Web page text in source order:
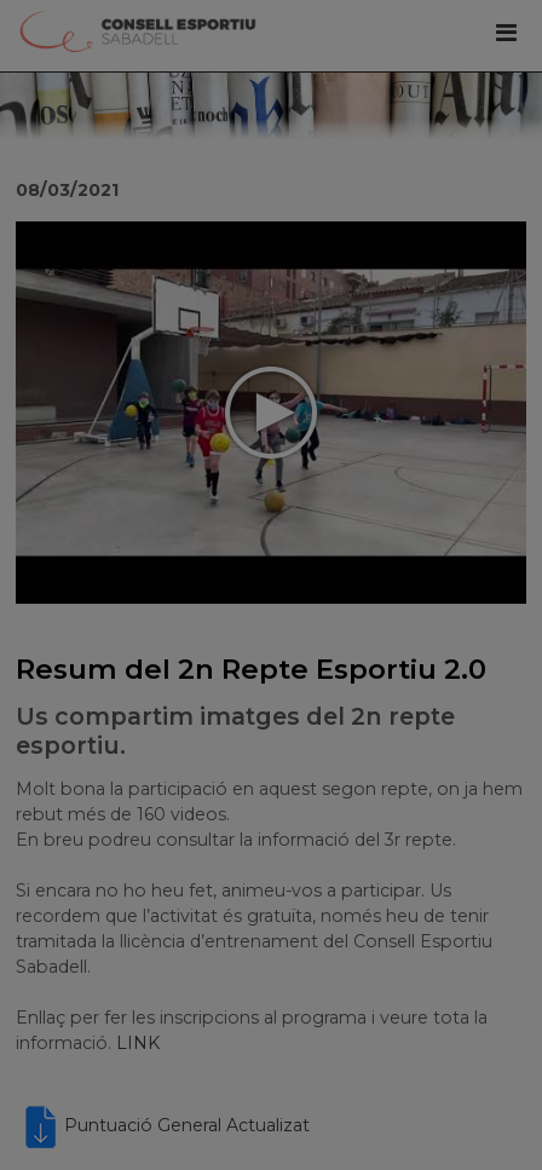
Resum del 2n Repte Esportiu 2.0
Us compartim imatges del 2n repte
esportiu.
08/03/2021
Molt bona la participació en aquest segon repte, on ja hem
rebut més de 160 videos.
En breu podreu consultar la informació del 3r repte.
Si encara no ho heu fet, animeu-vos a participar. Us
recordem que l’activitat és gratuïta, només heu de tenir
tramitada la llicència d’entrenament del Consell Esportiu
Sabadell.
Enllaç per fer les inscripcions al programa i veure tota la
informació. LINK
Puntuació General Actualizat